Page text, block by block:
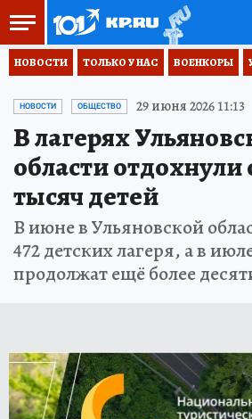
НОВОСТИ ТОЛЬКО У НАС ВОЕНКОРЫ
НОВОСТИ ОБЩЕСТВО 29 июня 2026 11:13
В лагерях
области отдохнули
тысяч детей
В июне в Ульяновской
472 детских лагеря, а в
продолжат ещё более